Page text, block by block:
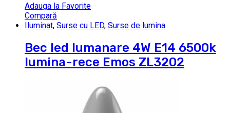
Adauga la Favorite
Compară
Iluminat, Surse cu LED, Surse de lumina
Bec led lumanare 4W E14 6500k
lumina-rece Emos ZL3202